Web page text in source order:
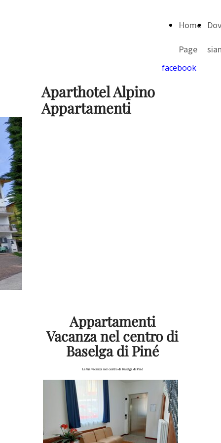
Home
Page
Aparthotel Alpino
Appartamenti
facebook
Appartamenti
Vacanza nel centro di
Baselga di Piné
La tua vacanza nel centro di Baselga di Piné